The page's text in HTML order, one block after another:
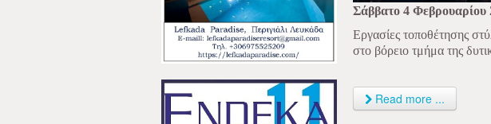
Σάββατο 4 Φεβρουαρίου
Εργασίες τοποθέτησης
στο βόρειο τμήμα της
Read more ...